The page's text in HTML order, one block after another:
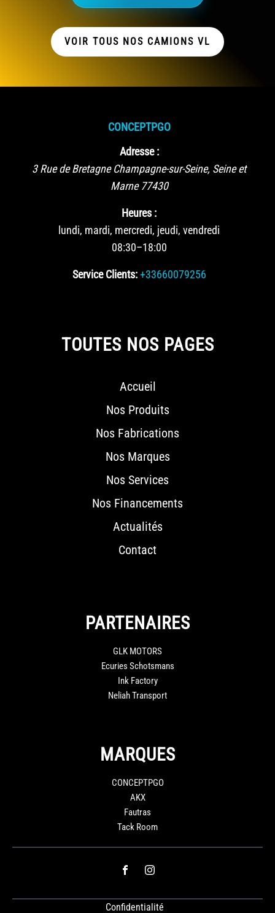
VOIR TOUS NOS CAMIONS VL
CONCEPTPGO
Adresse :
3 Rue de Bretagne Champagne-sur-Seine, Seine et
Marne 77430
Heures :
lundi, mardi, mercredi, jeudi, vendredi
08:30–18:00
Service Clients: +33660079256
TOUTES NOS PAGES
Accueil
Nos Produits
Nos Fabrications
Nos Marques
Nos Services
Nos Financements
Actualités
Contact
PARTENAIRES
GLK MOTORS
Ecuries Schotsmans
Ink Factory
Neliah Transport
MARQUES
CONCEPTPGO
AKX
Fautras
Tack Room
Confidentialité